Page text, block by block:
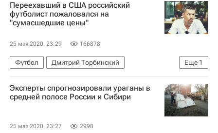
Коронавирусы
Коронавирус COVID-19
Новости - Туризм
Туризм
Переехавший в США российский
футболист пожаловался на
"сумасшедшие цены"
25 мая 2020, 23:29 166878
Еще 1
Футбол
Дмитрий Торбинский
Сборная России по футболу
Эксперты спрогнозировали ураганы в
средней полосе России и Сибири
25 мая 2020, 23:27 2998